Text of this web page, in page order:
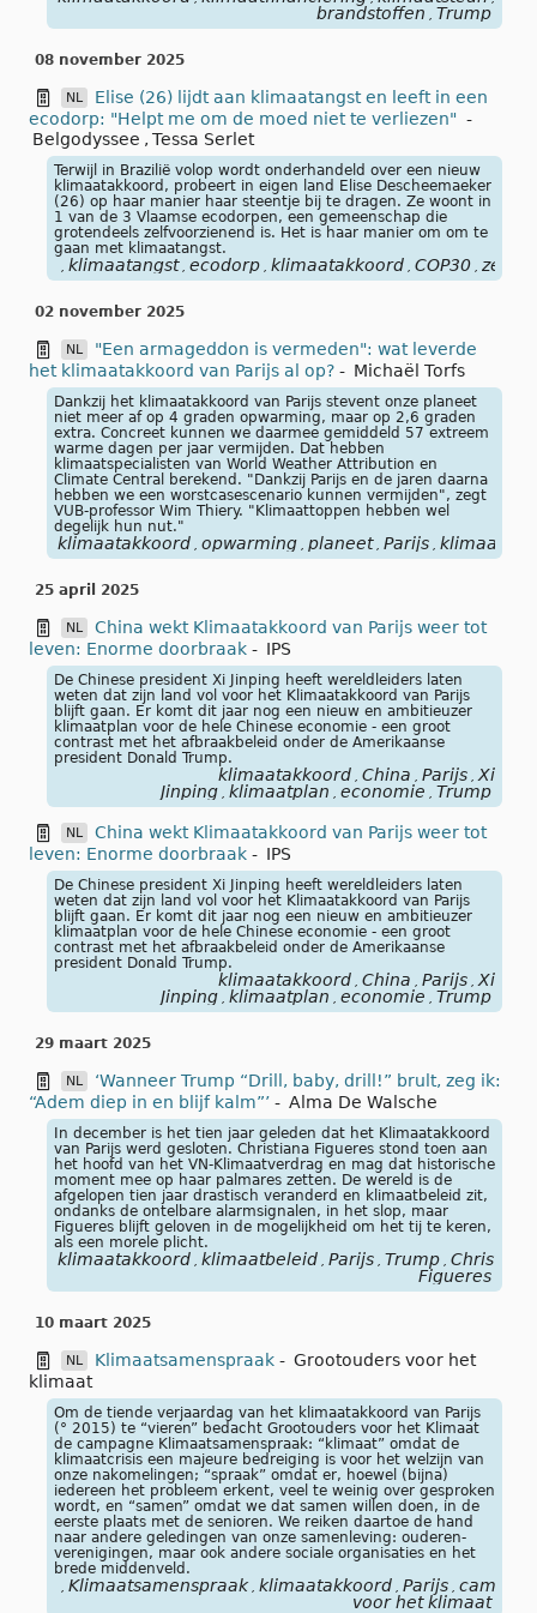
brandstoffen , Trump
08 november 2025
NL
Elise (26) lijdt aan klimaatangst en leeft in een
ecodorp: "Helpt me om de moed niet te verliezen" -
Belgodyssee , Tessa Serlet
Terwijl in Brazilië volop wordt onderhandeld over een nieuw
klimaatakkoord, probeert in eigen land Elise Descheemaeker
(26) op haar manier haar steentje bij te dragen. Ze woont in
1 van de 3 Vlaamse ecodorpen, een gemeenschap die
grotendeels zelfvoorzienend is. Het is haar manier om om te
gaan met klimaatangst.
klimaatangst ecodorp klimaatakkoord COP30
02 november 2025
NL
"Een armageddon is vermeden": wat leverde
het klimaatakkoord van Parijs al op? - Michaël Torfs
Dankzij het klimaatakkoord van Parijs stevent onze planeet
niet meer af op 4 graden opwarming, maar op 2,6 graden
extra. Concreet kunnen we daarmee gemiddeld 57 extreem
warme dagen per jaar vermijden. Dat hebben
klimaatspecialisten van World Weather Attribution en
Climate Central berekend. "Dankzij Parijs en de jaren daarna
hebben we een worstcasescenario kunnen vermijden", zegt
VUB-professor Wim Thiery. "Klimaattoppen hebben wel
degelijk hun nut."
klimaatakkoord opwarming planeet Parijs klimaattop
25 april 2025
NL
China wekt Klimaatakkoord van Parijs weer tot
leven: Enorme doorbraak - IPS
De Chinese president Xi Jinping heeft wereldleiders laten
weten dat zijn land vol voor het Klimaatakkoord van Parijs
blijft gaan. Er komt dit jaar nog een nieuw en ambitieuzer
klimaatplan voor de hele Chinese economie - een groot
contrast met het afbraakbeleid onder de Amerikaanse
president Donald Trump.
klimaatakkoord China Parijs Xi
Jinping klimaatplan economie Trump
NL
China wekt Klimaatakkoord van Parijs weer tot
leven: Enorme doorbraak - IPS
De Chinese president Xi Jinping heeft wereldleiders laten
weten dat zijn land vol voor het Klimaatakkoord van Parijs
blijft gaan. Er komt dit jaar nog een nieuw en ambitieuzer
klimaatplan voor de hele Chinese economie - een groot
contrast met het afbraakbeleid onder de Amerikaanse
president Donald Trump.
klimaatakkoord China Parijs Xi
Jinping klimaatplan economie Trump
29 maart 2025
NL
‘Wanneer Trump “Drill, baby, drill!” brult, zeg ik:
“Adem diep in en blijf kalm”’ - Alma De Walsche
In december is het tien jaar geleden dat het Klimaatakkoord
van Parijs werd gesloten. Christiana Figueres stond toen aan
het hoofd van het VN-Klimaatverdrag en mag dat historische
moment mee op haar palmares zetten. De wereld is de
afgelopen tien jaar drastisch veranderd en klimaatbeleid zit,
ondanks de ontelbare alarmsignalen, in het slop, maar
Figueres blijft geloven in de mogelijkheid om het tij te keren,
als een morele plicht.
klimaatakkoord klimaatbeleid Parijs Trump Christiana
Figueres
10 maart 2025
NL Klimaatsamenspraak - Grootouders voor het
klimaat
Om de tiende verjaardag van het klimaat­akkoord van Parijs
(° 2015) te “vieren” bedacht Groot­ouders voor het Klimaat
de campagne Klimaat­samen­spraak: “klimaat” omdat de
klimaat­crisis een majeure bedreiging is voor het welzijn van
onze nakome­lingen; “spraak” omdat er, hoewel (bijna)
iedereen het probleem erkent, veel te weinig over gesproken
wordt, en “samen” omdat we dat samen willen doen, in de
eerste plaats met de senioren. We reiken daartoe de hand
naar andere geledingen van onze samen­leving: ouderen­
verenigingen, maar ook andere sociale organisaties en het
brede middenveld.
Klimaatsamenspraak klimaatakkoord Parijs
voor het klimaat